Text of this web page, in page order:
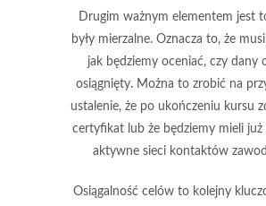
Drugim ważnym elementem jest
były mierzalne. Oznacza to, że
jak będziemy oceniać, czy dany
osiągnięty. Można to zrobić na
ustalenie, że po ukończeniu kursu
certyfikat lub że będziemy mieli już
aktywne sieci kontaktów
Osiągalność celów to kolejny